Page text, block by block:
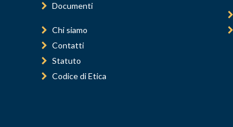
Documenti
Chi siamo
Contatti
Statuto
Codice di Etica